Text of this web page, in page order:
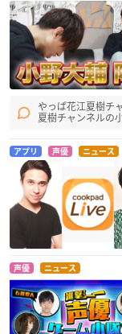
やっぱ花江夏樹チ
夏樹チャンネルの
アプリ 声優 ニュース
声優 ニュース